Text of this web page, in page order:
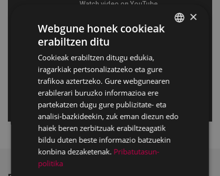
×
Webgune honek cookieak
erabiltzen ditu
Cookieak erabiltzen ditugu edukia,
iragarkiak pertsonalizatzeko eta gure
trafikoa aztertzeko. Gure webgunearen
erabilerari buruzko informazioa ere
partekatzen dugu gure publizitate- eta
analisi-bazkideekin, zuk eman diezun edo
haiek beren zerbitzuak erabiltzeagatik
bildu duten beste informazio batzuekin
konbina dezaketenak. Pribatutasun-
politika